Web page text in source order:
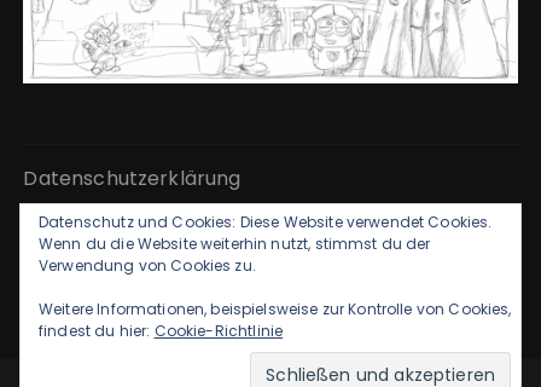
Datenschutzerklärung
Kontakt & Impressum
Datenschutz und Cookies: Diese Website verwendet Cookies.
Wenn du die Website weiterhin nutzt, stimmst du der
Verwendung von Cookies zu.
Weitere Informationen, beispielsweise zur Kontrolle von Cookies,
findest du hier: Cookie-Richtlinie